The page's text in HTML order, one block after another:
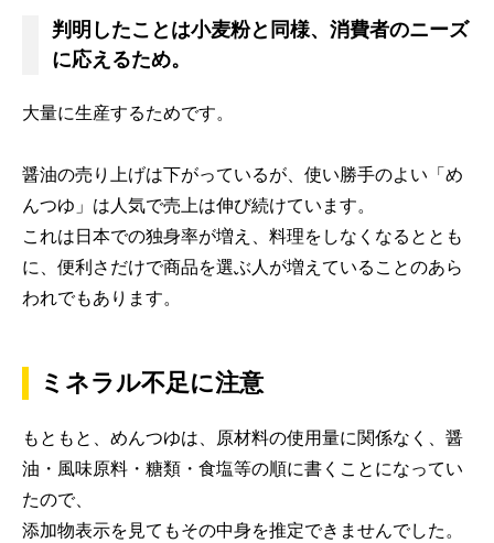
判明したことは小麦粉と同様、消費者のニーズ
に応えるため。
大量に生産するためです。
醤油の売り上げは下がっているが、使い勝手のよい「め
んつゆ」は人気で売上は伸び続けています。
これは日本での独身率が増え、料理をしなくなるととも
に、便利さだけで商品を選ぶ人が増えていることのあら
われでもあります。
ミネラル不足に注意
もともと、めんつゆは、原材料の使用量に関係なく、醤
油・風味原料・糖類・食塩等の順に書くことになってい
たので、
添加物表示を見てもその中身を推定できませんでした。